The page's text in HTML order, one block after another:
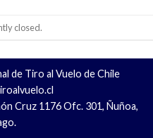
closed.
de Tiro al Vuelo de Chile
Cruz 1176 Ofc. 301, Ñuñoa,